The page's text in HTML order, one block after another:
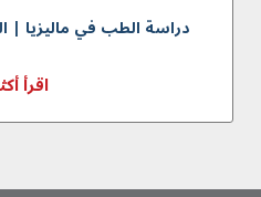
دراسة الطب في ماليزيا |
اقرأ